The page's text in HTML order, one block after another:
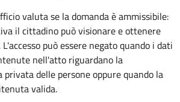
valuta se la domanda è ammissibile:
il cittadino può visionare e ottenere
può essere negato quando i dati
nell'atto riguardano la
delle persone oppure quando la
valida.